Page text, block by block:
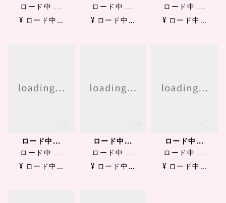
ロード中 ...
¥ ロード中...
ロード中 ...
¥ ロード中...
ロード中 ...
¥ ロード中...
ロード中...
ロード中 ...
¥ ロード中...
ロード中...
ロード中 ...
¥ ロード中...
ロード中...
ロード中 ...
¥ ロード中...